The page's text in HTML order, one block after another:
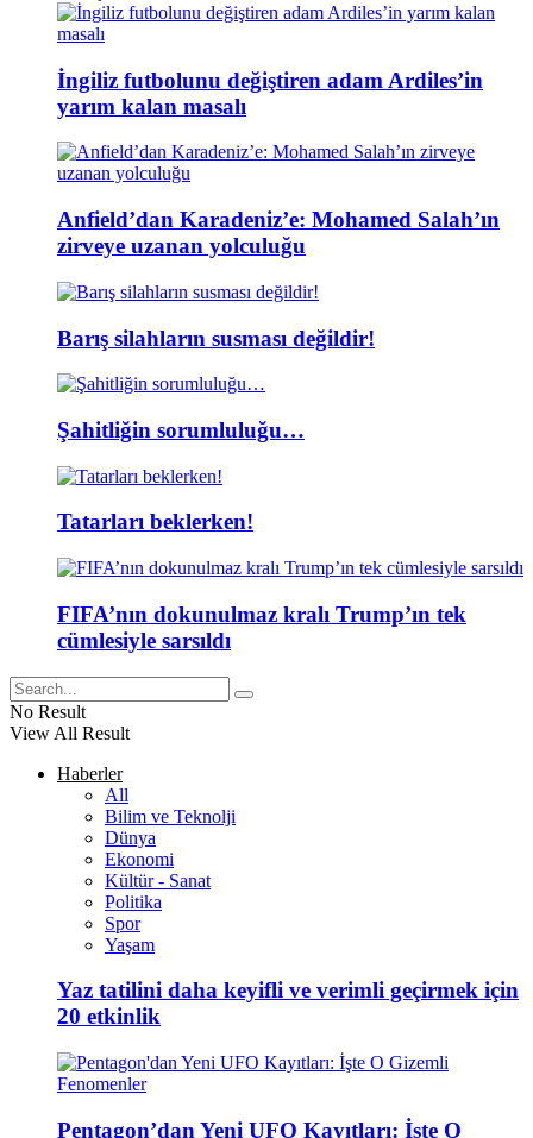
İngiliz futbolunu değiştiren adam Ardiles’in
yarım kalan masalı
Anfield’dan Karadeniz’e: Mohamed Salah’ın
zirveye uzanan yolculuğu
Barış silahların susması değildir!
Şahitliğin sorumluluğu…
Tatarları beklerken!
FIFA’nın dokunulmaz kralı Trump’ın tek
cümlesiyle sarsıldı
No Result
View All Result
Haberler
All
Bilim ve Teknolji
Dünya
Ekonomi
Kültür - Sanat
Politika
Spor
Yaşam
Yaz tatilini daha keyifli ve verimli geçirmek için
20 etkinlik
Pentagon’dan Yeni UFO Kayıtları: İşte O